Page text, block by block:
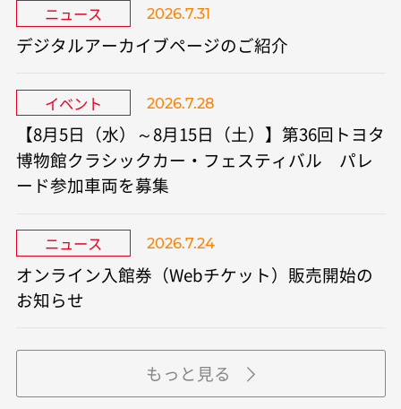
ニュース 2026.7.31
デジタルアーカイブページのご紹介
イベント 2026.7.28
【8月5日（水）～8月15日（土）】第36回トヨタ
博物館クラシックカー・フェスティバル パレ
ード参加車両を募集
ニュース 2026.7.24
オンライン入館券（Webチケット）販売開始の
お知らせ
もっと見る